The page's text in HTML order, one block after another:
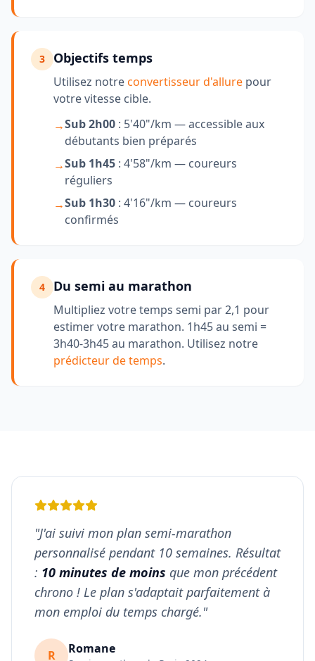
3 Objectifs temps
Utilisez notreconvertisseur d'allure pour
votre vitesse cible.
→Sub 2h00 : 5'40"/km — accessible aux
débutants bien préparés
→Sub 1h45 : 4'58"/km — coureurs
réguliers
→Sub 1h30 : 4'16"/km — coureurs
confirmés
4 Du semi au marathon
Multipliez votre temps semi par 2,1 pour
estimer votre marathon. 1h45 au semi =
3h40-3h45 au marathon. Utilisez notre
prédicteur de temps.
"J'ai suivi mon plan semi-marathon
personnalisé pendant 10 semaines. Résultat
: 10 minutes de moins que mon précédent
chrono ! Le plan s'adaptait parfaitement à
mon emploi du temps chargé."
R Romane